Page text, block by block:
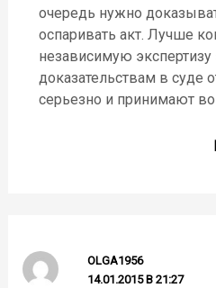
очередь нужно
оспаривать акт. Лучше
независимую экспертизу
доказательствам в суде
серьезно и принимают
OLGA1956
14.01.2015 В 21:27